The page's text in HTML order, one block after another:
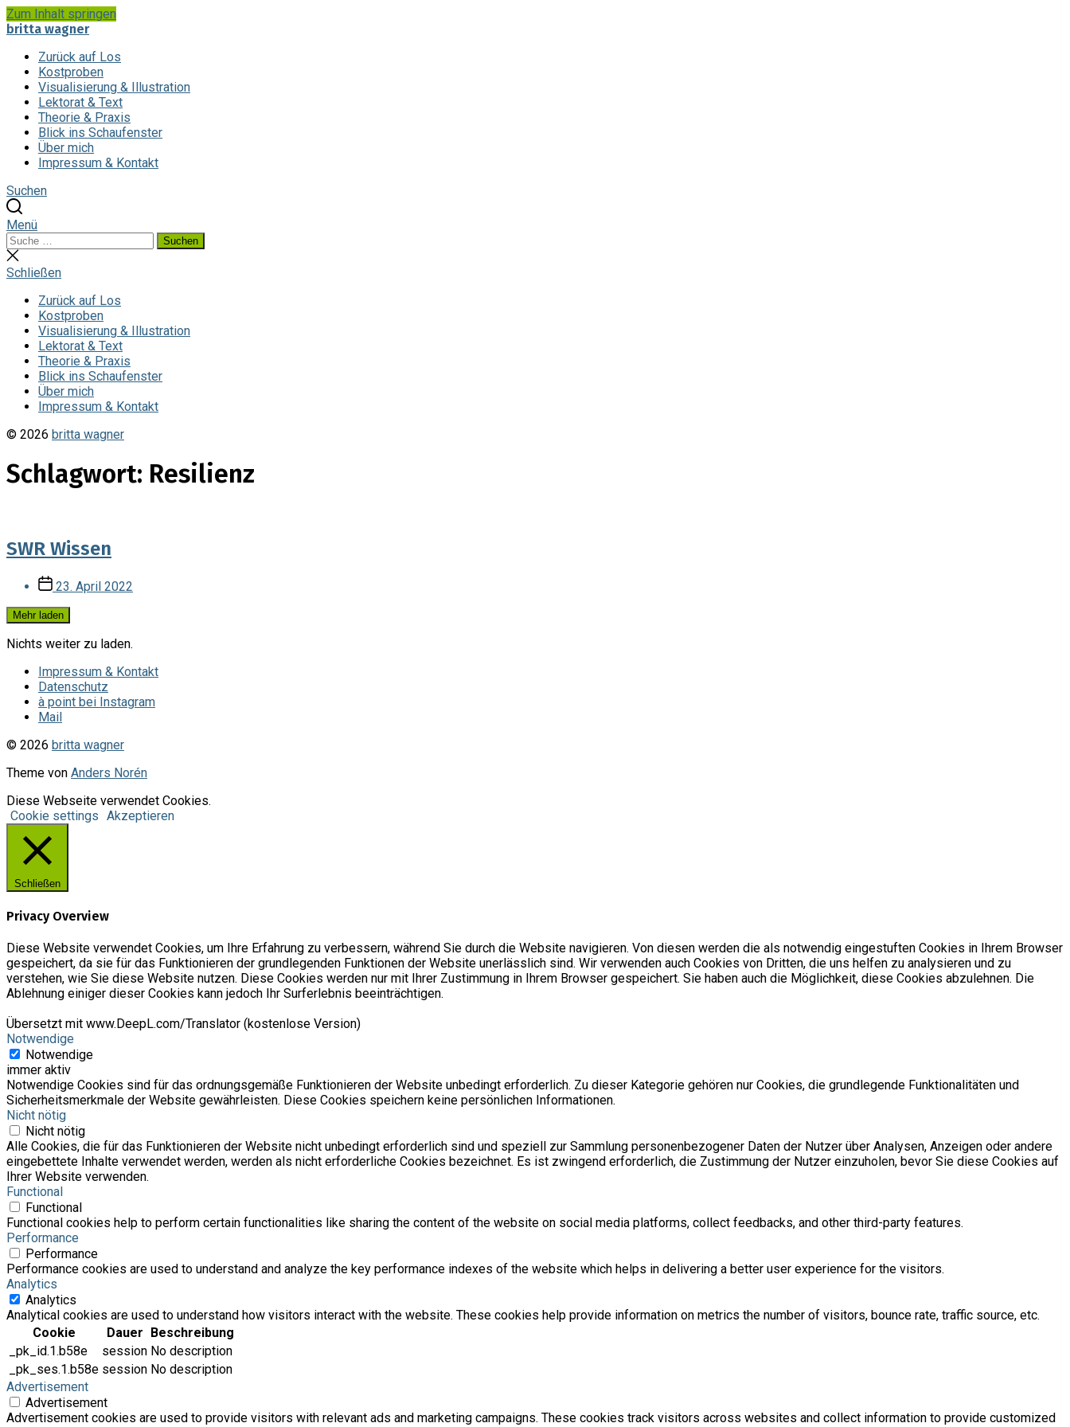
Zum Inhalt springen
britta wagner
Zurück auf Los
Kostproben
Visualisierung & Illustration
Lektorat & Text
Theorie & Praxis
Blick ins Schaufenster
Über mich
Impressum & Kontakt
Suchen
Menü
Suchen
nach:
Suchen
Suche
schließen
Schließen
Zurück auf Los
Kostproben
Visualisierung & Illustration
Lektorat & Text
Theorie & Praxis
Blick ins Schaufenster
Über mich
Impressum & Kontakt
© 2026 britta wagner
Schlagwort: Resilienz
SWR Wissen
Veröffentlichungsdatum
23. April 2022
Mehr laden
Nichts weiter zu laden.
Impressum & Kontakt
Datenschutz
à point bei Instagram
Mail
© 2026 britta wagner
Theme von Anders Norén
Diese Webseite verwendet Cookies.
Cookie settings Akzeptieren
Schließen
Privacy Overview
Diese Website verwendet Cookies, um Ihre Erfahrung zu verbessern, während Sie durch die Website navigieren. Von diesen werden die als notwendig eingestuften Cookies in Ihrem Browser
gespeichert, da sie für das Funktionieren der grundlegenden Funktionen der Website unerlässlich sind. Wir verwenden auch Cookies von Dritten, die uns helfen zu analysieren und zu
verstehen, wie Sie diese Website nutzen. Diese Cookies werden nur mit Ihrer Zustimmung in Ihrem Browser gespeichert. Sie haben auch die Möglichkeit, diese Cookies abzulehnen. Die
Ablehnung einiger dieser Cookies kann jedoch Ihr Surferlebnis beeinträchtigen.
Übersetzt mit www.DeepL.com/Translator (kostenlose Version)
Notwendige
Notwendige
immer aktiv
Notwendige Cookies sind für das ordnungsgemäße Funktionieren der Website unbedingt erforderlich. Zu dieser Kategorie gehören nur Cookies, die grundlegende Funktionalitäten und
Sicherheitsmerkmale der Website gewährleisten. Diese Cookies speichern keine persönlichen Informationen.
Nicht nötig
Nicht nötig
Alle Cookies, die für das Funktionieren der Website nicht unbedingt erforderlich sind und speziell zur Sammlung personenbezogener Daten der Nutzer über Analysen, Anzeigen oder andere
eingebettete Inhalte verwendet werden, werden als nicht erforderliche Cookies bezeichnet. Es ist zwingend erforderlich, die Zustimmung der Nutzer einzuholen, bevor Sie diese Cookies auf
Ihrer Website verwenden.
Functional
Functional
Functional cookies help to perform certain functionalities like sharing the content of the website on social media platforms, collect feedbacks, and other third-party features.
Performance
Performance
Performance cookies are used to understand and analyze the key performance indexes of the website which helps in delivering a better user experience for the visitors.
Analytics
Analytics
Analytical cookies are used to understand how visitors interact with the website. These cookies help provide information on metrics the number of visitors, bounce rate, traffic source, etc.
Cookie
Dauer
Beschreibung
_pk_id.1.b58e
session No description
_pk_ses.1.b58e session No description
Advertisement
Advertisement
Advertisement cookies are used to provide visitors with relevant ads and marketing campaigns. These cookies track visitors across websites and collect information to provide customized